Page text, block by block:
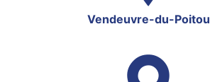
Vendeuvre-du-Poitou